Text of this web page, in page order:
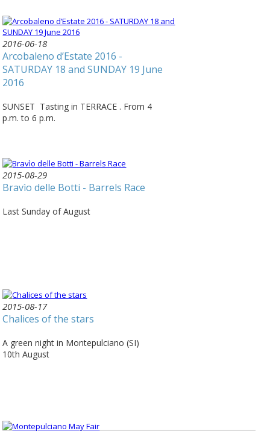
2016-06-18
Arcobaleno d’Estate 2016 -
SATURDAY 18 and SUNDAY 19 June
2016
SUNSET Tasting in TERRACE . From 4
p.m. to 6 p.m.
2015-08-29
Bravìo delle Botti - Barrels Race
Last Sunday of August
2015-08-17
Chalices of the stars
A green night in Montepulciano (SI)
10th August